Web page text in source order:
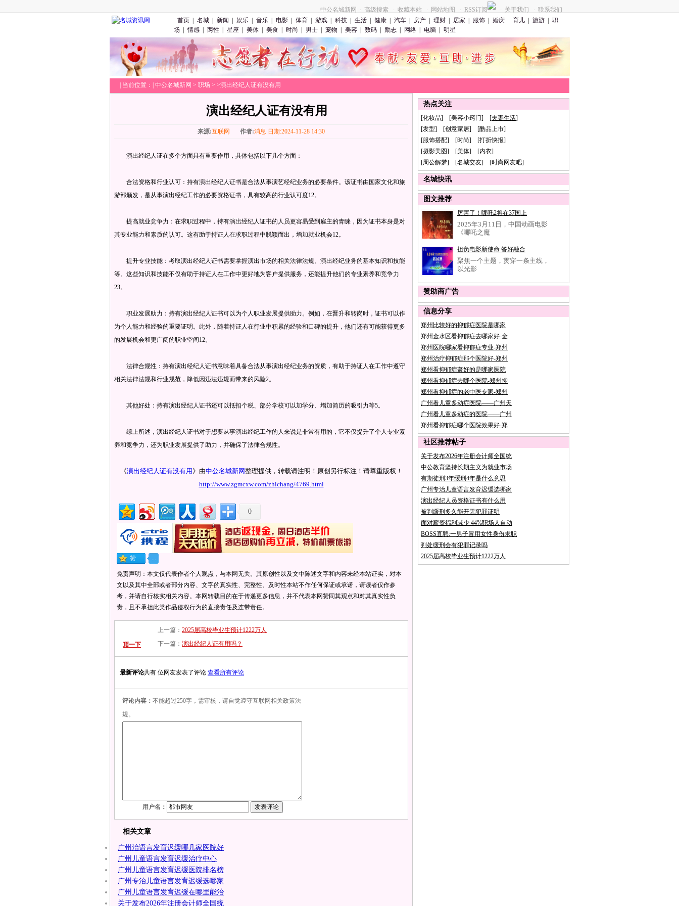
中公名城新网 · 高级搜索 · 收藏本站 · 网站地图 · RSS订阅 · 关于我们 ·
联系我们
首页
名城 新闻 娱乐 音乐 电影 体育 游戏 科技 生活 健康 汽车 房产 理财 居家 服饰 婚庆 育儿 旅游
职
场
情感 两性 星座 美体 美食 时尚 男士 宠物 美容 数码 励志 网络 电脑 明星
当前位置：| 中公名城新网 > 职场 > >演出经纪人证有没有用
演出经纪人证有没有用
来源:互联网 作者:消息 日期:2024-11-28 14:30
演出经纪人证在多个方面具有重要作用，具体包括以下几个方面‌：
‌合法资格和行业认可‌：持有演出经纪人证书是合法从事演艺经纪业务的必要条件。该证书由国家文化和旅
游部颁发，是从事演出经纪工作的必要资格证书，具有较高的行业认可度‌12。
‌提高就业竞争力‌：在求职过程中，持有演出经纪人证书的人员更容易受到雇主的青睐，因为证书本身是对
其专业能力和素质的认可。这有助于持证人在求职过程中脱颖而出，增加就业机会‌12。
‌提升专业技能‌：考取演出经纪人证书需要掌握演出市场的相关法律法规、演出经纪业务的基本知识和技能
等。这些知识和技能不仅有助于持证人在工作中更好地为客户提供服务，还能提升他们的专业素养和竞争力‌
23。
‌职业发展助力‌：持有演出经纪人证书可以为个人职业发展提供助力。例如，在晋升和转岗时，证书可以作
为个人能力和经验的重要证明。此外，随着持证人在行业中积累的经验和口碑的提升，他们还有可能获得更多
的发展机会和更广阔的职业空间‌12。
‌法律合规性‌：持有演出经纪人证书意味着具备合法从事演出经纪业务的资质，有助于持证人在工作中遵守
相关法律法规和行业规范，降低因违法违规而带来的风险‌2。
‌其他好处‌：持有演出经纪人证书还可以抵扣个税、部分学校可以加学分、增加简历的吸引力等‌5。
综上所述，‌演出经纪人证书对于想要从事演出经纪工作的人来说是非常有用的‌，它不仅提升了个人专业素
养和竞争力，还为职业发展提供了助力，并确保了法律合规性。
《演出经纪人证有没有用 》由中公名城新网整理提供，转载请注明！原创另行标注！请尊重版权！
http://www.zgmcxw.com/zhichang/4769.html
0
免责声明：本文仅代表作者个人观点，与本网无关。其原创性以及文中陈述文字和内容未经本站证实，对本
文以及其中全部或者部分内容、文字的真实性、完整性、及时性本站不作任何保证或承诺，请读者仅作参
考，并请自行核实相关内容。本网转载目的在于传递更多信息，并不代表本网赞同其观点和对其真实性负
责，且不承担此类作品侵权行为的直接责任及连带责任。
顶一下
上一篇： 2025届高校毕业生预计1222万人
下一篇： 演出经纪人证有用吗？
最新评论共有 位网友发表了评论 查看所有评论
评论内容： 不能超过250字，需审核，请自觉遵守互联网相关政策法
规。
用户名：
相关文章
广州治语言发育迟缓哪几家医院好
广州儿童语言发育迟缓治疗中心
广州儿童语言发育迟缓医院排名榜
广州专治儿童语言发育迟缓选哪家
广州儿童语言发育迟缓在哪里能治
关于发布2026年注册会计师全国统
热点关注
[化妆品] [美容小窍门] [夫妻生活]
[发型] [创意家居] [酷品上市]
[服饰搭配] [时尚] [打折快报]
[摄影美图] [美体] [内衣]
[周公解梦] [名城交友] [时尚网友吧]
名城快讯
图文推荐
厉害了！哪吒2将在37国上
2025年3月11日，中国动画电影
《哪吒之魔
担负电影新使命 答好融合
聚焦一个主题，贯穿一条主线，
以光影
赞助商广告
信息分享
郑州比较好的抑郁症医院是哪家
郑州金水区看抑郁症去哪家好-金
郑州医院哪家看抑郁症专业-郑州
郑州治疗抑郁症那个医院好-郑州
郑州看抑郁症蕞好的是哪家医院
郑州看抑郁症去哪个医院-郑州抑
郑州看抑郁症的老中医专家-郑州
广州看儿童多动症医院——广州天
广州看儿童多动症的医院——广州
郑州看抑郁症哪个医院效果好-郑
社区推荐帖子
关于发布2026年注册会计师全国统
中公教育坚持长期主义为就业市场
有期徒刑3年缓刑4年是什么意思
广州专治儿童语言发育迟缓选哪家
演出经纪人员资格证书有什么用
被判缓刑多久能开无犯罪证明
面对薪资福利减少 44%职场人自动
BOSS直聘:一男子冒用女性身份求职
判处缓刑会有犯罪记录吗
2025届高校毕业生预计1222万人